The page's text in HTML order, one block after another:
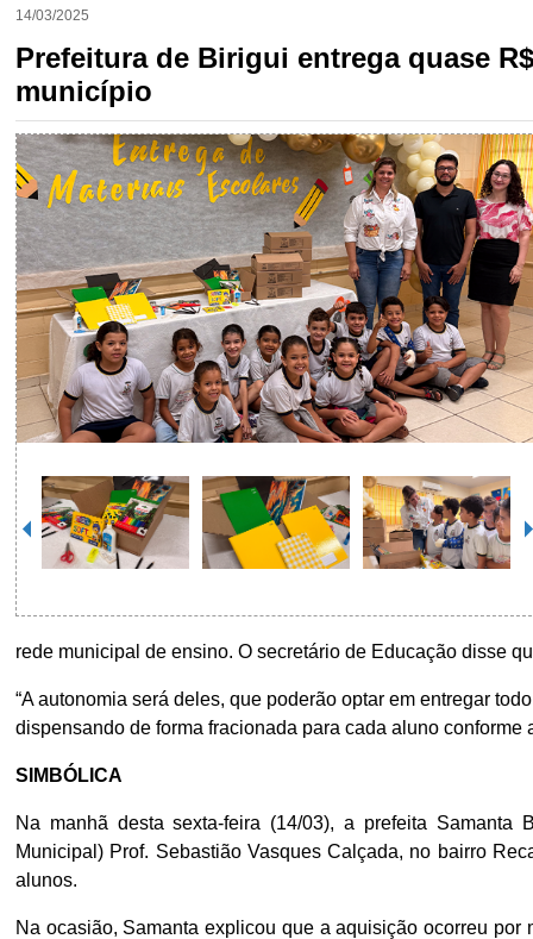
14/03/2025
Prefeitura de Birigui entrega quase
município
rede municipal de ensino. O secretário de Educação disse
“A autonomia será deles, que poderão optar em entregar
dispensando de forma fracionada para cada aluno
SIMBÓLICA
Na manhã desta sexta-feira (14/03), a prefeita
Municipal) Prof. Sebastião Vasques Calçada, no bairro
alunos.
Na ocasião, Samanta explicou que a aquisição ocorreu